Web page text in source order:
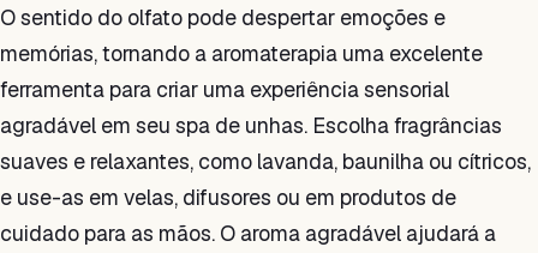
O sentido do olfato pode despertar emoções e
memórias, tornando a aromaterapia uma excelente
ferramenta para criar uma experiência sensorial
agradável em seu spa de unhas. Escolha fragrâncias
suaves e relaxantes, como lavanda, baunilha ou cítricos,
e use-as em velas, difusores ou em produtos de
cuidado para as mãos. O aroma agradável ajudará a